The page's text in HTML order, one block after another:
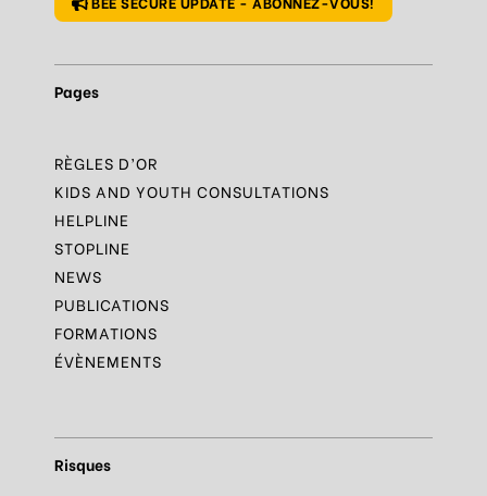
Pages
RÈGLES D’OR
KIDS AND YOUTH CONSULTATIONS
HELPLINE
STOPLINE
NEWS
PUBLICATIONS
FORMATIONS
ÉVÈNEMENTS
Risques